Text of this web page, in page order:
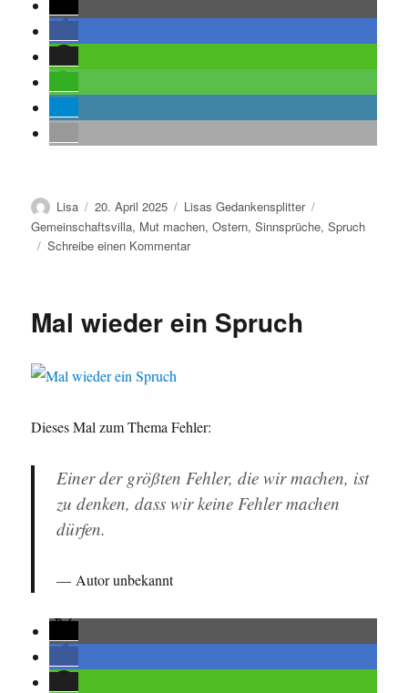
Autor
Lisa
Veröffentlicht
am
20. April 2025 Kategorien
Lisas Gedankensplitter
Gemeinschaftsvilla, Mut machen,Ostern,Sinnsprüche,Spruch
Schreibe einen Kommentarzu
Mal wieder ein Spruch
Dieses Mal zum Thema Fehler:
Einer der größten Fehler, die wir machen, ist
zu denken, dass wir keine Fehler machen
dürfen.
Autor unbekannt